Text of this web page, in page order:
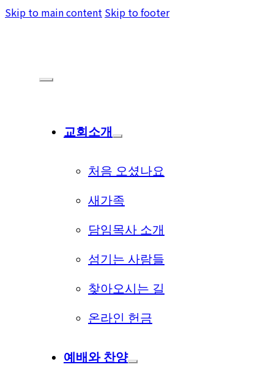
Skip to main content Skip to footer
교회소개
처음 오셨나요
새가족
담임목사 소개
섬기는 사람들
찾아오시는 길
온라인 헌금
예배와 찬양